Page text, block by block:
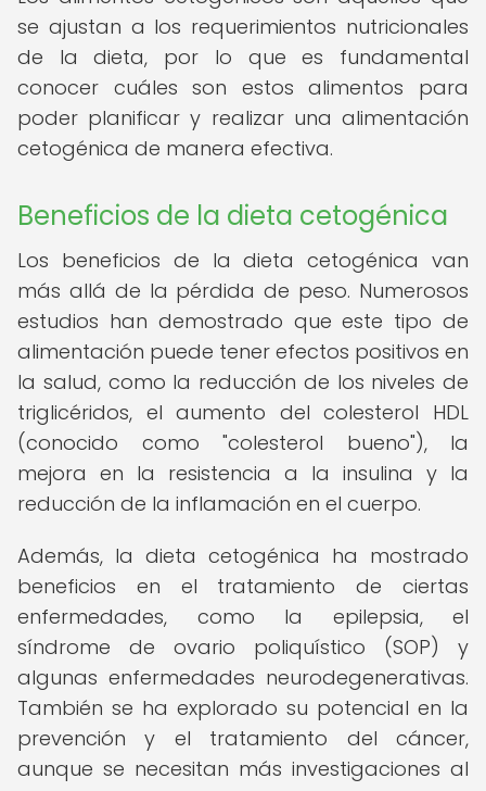
se ajustan a los requerimientos nutricionales
de la dieta, por lo que es fundamental
conocer cuáles son estos alimentos para
poder planificar y realizar una alimentación
cetogénica de manera efectiva.
Beneficios de la dieta cetogénica
Los beneficios de la dieta cetogénica van
más allá de la pérdida de peso. Numerosos
estudios han demostrado que este tipo de
alimentación puede tener efectos positivos en
la salud, como la reducción de los niveles de
triglicéridos, el aumento del colesterol HDL
(conocido como "colesterol bueno"), la
mejora en la resistencia a la insulina y la
reducción de la inflamación en el cuerpo.
Además, la dieta cetogénica ha mostrado
beneficios en el tratamiento de ciertas
enfermedades, como la epilepsia, el
síndrome de ovario poliquístico (SOP) y
algunas enfermedades neurodegenerativas.
También se ha explorado su potencial en la
prevención y el tratamiento del cáncer,
aunque se necesitan más investigaciones al